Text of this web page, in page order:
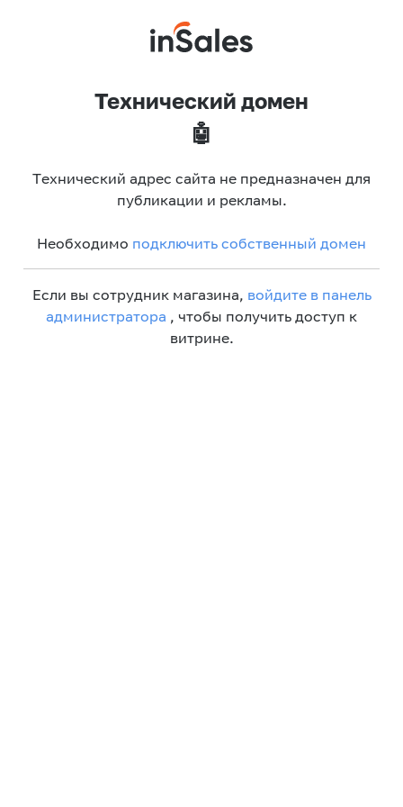
Технический домен
🤖
Технический адрес сайта не предназначен для
публикации и рекламы.
Необходимо подключить собственный домен
Если вы сотрудник магазина, войдите в панель
администратора , чтобы получить доступ к
витрине.